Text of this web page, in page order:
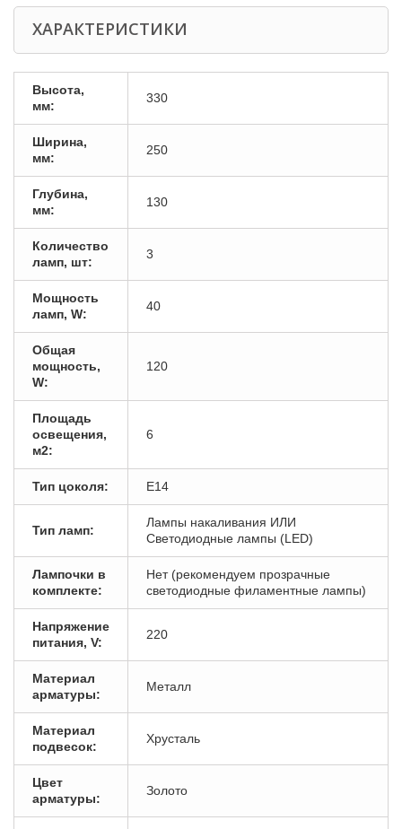
ХАРАКТЕРИСТИКИ
Высота,
мм:
330
Ширина,
мм:
250
Глубина,
мм:
130
Количество
ламп, шт:
3
Мощность
ламп, W:
40
Общая
мощность,
W:
120
Площадь
освещения,
м2:
6
Тип цоколя: E14
Тип ламп:
Лампы накаливания ИЛИ
Светодиодные лампы (LED)
Лампочки в
комплекте:
Нет (рекомендуем прозрачные
светодиодные филаментные лампы)
Напряжение
питания, V:
220
Материал
арматуры:
Металл
Материал
подвесок:
Хрусталь
Цвет
арматуры:
Золото